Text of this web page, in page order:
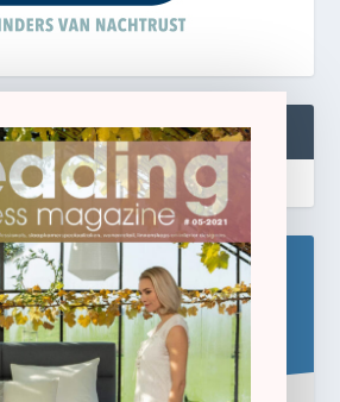
de hoogte!
in voor de gratis e-newsletter.